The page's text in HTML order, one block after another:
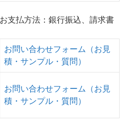
支払方法：銀行振込、請求書
お問い合わせフォーム（お見
積・サンプル・質問）
お問い合わせフォーム（お見
積・サンプル・質問）